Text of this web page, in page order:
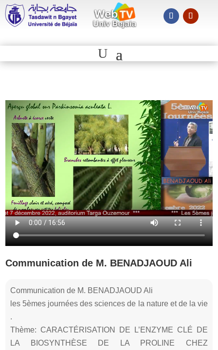
Communication de M. BENADJAOUD Ali
Communication de M. BENADJAOUD Ali
les 5èmes journées des sciences de la nature et de la vie
.
Thème: CARACTÉRISATION DE L’ENZYME CLÉ DE
LA BIOSYNTHÈSE DE LA PROLINE CHEZ